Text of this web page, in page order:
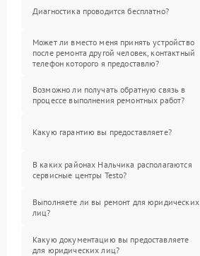
Диагностика проводится бесплатно?
Может ли вместо меня принять устройство
после ремонта другой человек, контактный
телефон которого я предоставлю?
Возможно ли получать обратную связь в
процессе выполнения ремонтных работ?
Какую гарантию вы предоставляете?
В каких районах Нальчика располагаются
сервисные центры Testo?
Выполняете ли вы ремонт для юридических
лиц?
Какую документацию вы предоставляете
для юридических лиц?